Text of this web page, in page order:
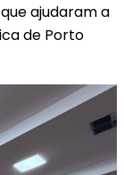
ajudaram a
de Porto